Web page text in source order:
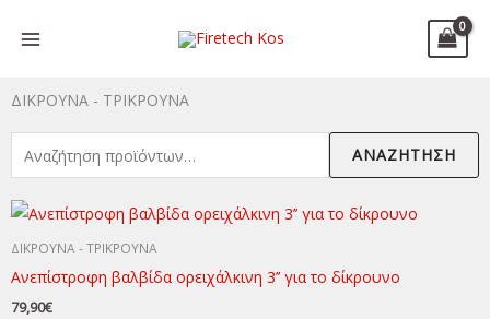
στο
ΔΙΚΡΟΥΝΑ - ΤΡΙΚΡΟΥΝΑ
Αναζήτηση
για:
ΑΝΑΖΉΤΗΣΗ
ΔΙΚΡΟΥΝΑ - ΤΡΙΚΡΟΥΝΑ
Ανεπίστροφη βαλβίδα ορειχάλκινη 3’’ για το δίκρουνο
79,90€